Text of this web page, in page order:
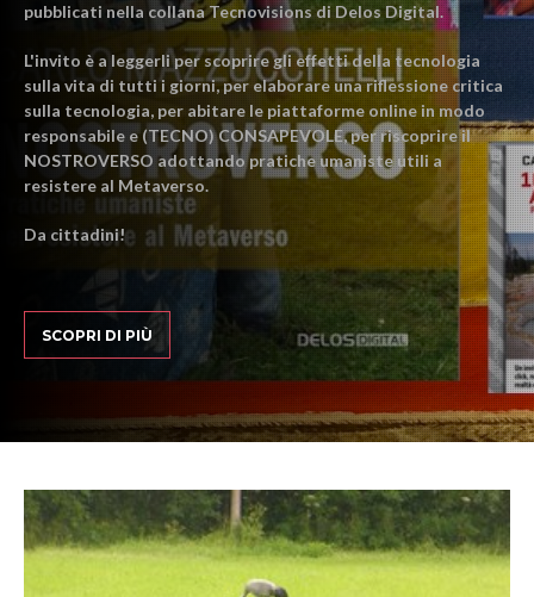
pubblicati nella collana Tecnovisions di Delos Digital.
L'invito è a leggerli per scoprire gli effetti della tecnologia
sulla vita di tutti i giorni, per elaborare una riflessione critica
sulla tecnologia, per abitare le piattaforme online in modo
responsabile e (TECNO) CONSAPEVOLE, per riscoprire il
NOSTROVERSO adottando pratiche umaniste utili a
resistere al Metaverso.
Da cittadini!
SCOPRI DI PIÙ